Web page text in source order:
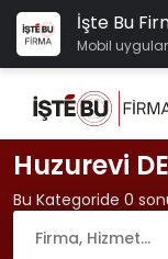
İşte Bu
Mobil
Huzurevi
Bu Kategoride 0